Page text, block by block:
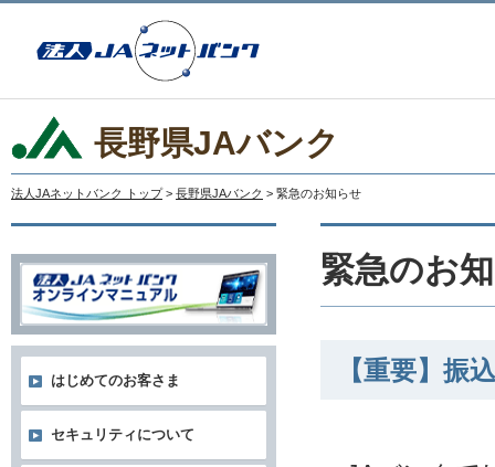
長野県JAバンク
法人JAネットバンク トップ > 長野県JAバンク > 緊急のお知らせ
緊急のお
【重要】振
はじめてのお客さま
セキュリティについて